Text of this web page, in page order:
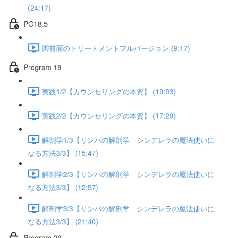
(24:17)
PG18.5
脚前面のトリートメントフルバージョン (9:17)
Program 19
実践1/2【カウンセリングの本質】 (19:03)
実践2/2【カウンセリングの本質】 (17:29)
解剖学1/3【リンパの解剖学 シンデレラの魔法使いに
なる方法3/3】 (15:47)
解剖学2/3【リンパの解剖学 シンデレラの魔法使いに
なる方法3/3】 (12:57)
解剖学3/3【リンパの解剖学 シンデレラの魔法使いに
なる方法3/3】 (21:40)